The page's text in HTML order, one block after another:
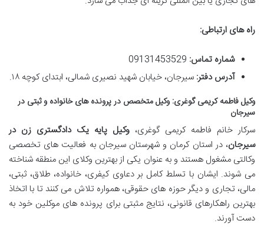
راه های ارتباطی:
شماره تماس:
آدرس دفتر: سیرجان، خیابان شهید نصیری شمالی، ابتدای کوچه ۱۸.
وکیل فاطمه کریمی گوغری: وکیل متخصص در پرونده های خانواده و ثبتی در
سیرجان
سرکار خانم فاطمه کریمی گوغری، وکیل پایه یک دادگستری زن در
سیرجان، در استان کرمان و شهرستان سیرجان به فعالیت های تخصصی
وکالتی مشغول هستند و به عنوان یکی از بهترین وکلای این منطقه شناخته
می شوند. ایشان با تسلط کامل بر دعاوی کیفری، خانواده، طلاق، ثبتی،
مالی، تجاری و دیگر حوزه های حقوقی، همواره تلاش می کنند تا با اتخاذ
بهترین راهکارهای قانونی، نتایج مثبتی برای پرونده های موکلین خود به
دست آورند.